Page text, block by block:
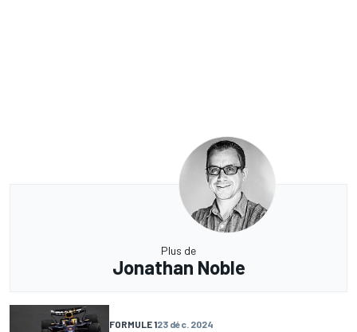
Plus de
Jonathan Noble
FORMULE 123 déc. 2024